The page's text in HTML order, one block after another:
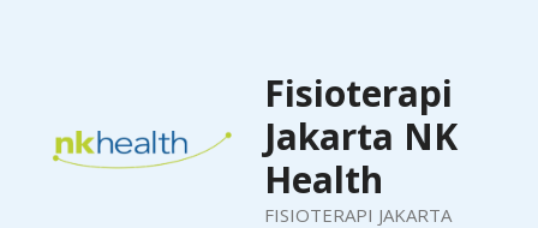
Fisioterapi
Jakarta NK
Health
FISIOTERAPI JAKARTA